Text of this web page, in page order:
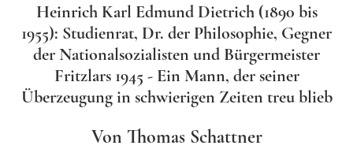
Heinrich Karl Edmund Dietrich (1890 bis
1955): Studienrat, Dr. der Philosophie, Gegner
der Nationalsozialisten und Bürgermeister
Fritzlars 1945 - Ein Mann, der seiner
Überzeugung in schwierigen Zeiten treu blieb
Von Thomas Schattner